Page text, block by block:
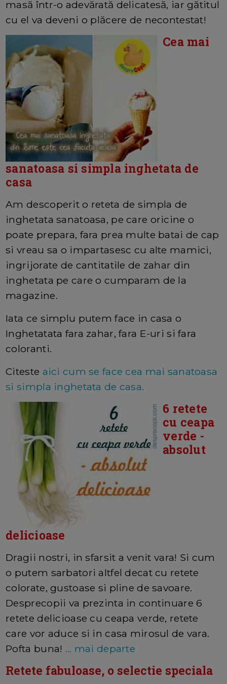
masă într-o adevărată delicatesă, iar gătitul
cu el va deveni o plăcere de necontestat!
Cea mai
sanatoasa si simpla inghetata de
casa
Am descoperit o reteta de simpla de
inghetata sanatoasa, pe care oricine o
poate prepara, fara prea multe batai de cap
si vreau sa o impartasesc cu alte mamici,
ingrijorate de cantitatile de zahar din
inghetata pe care o cumparam de la
magazine.
Iata ce simplu putem face in casa o
Inghetatata fara zahar, fara E-uri si fara
coloranti.
Citeste aici cum se face cea mai sanatoasa
si simpla inghetata de casa.
6 retete
cu ceapa
verde -
absolut
delicioase
Dragii nostri, in sfarsit a venit vara! Si cum
o putem sarbatori altfel decat cu retete
colorate, gustoase si pline de savoare.
Desprecopii va prezinta in continuare 6
retete delicioase cu ceapa verde, retete
care vor aduce si in casa mirosul de vara.
Pofta buna! ... mai departe
Retete fabuloase, o selectie speciala